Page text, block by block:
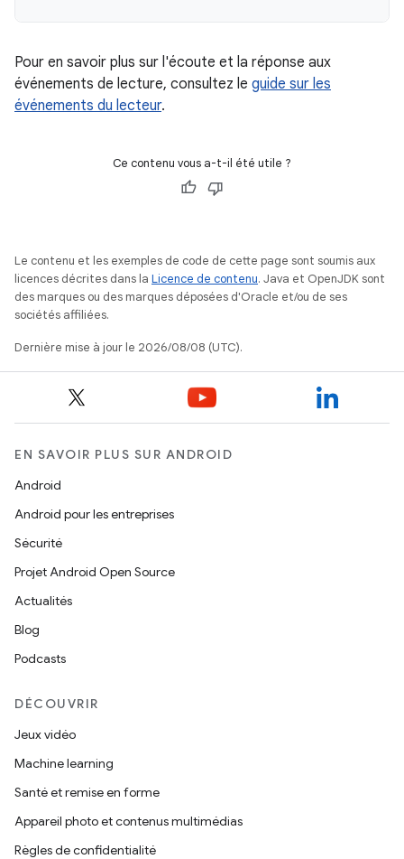
Pour en savoir plus sur l'écoute et la réponse aux
événements de lecture, consultez le guide sur les
événements du lecteur.
Ce contenu vous a-t-il été utile ?
Le contenu et les exemples de code de cette page sont soumis aux
licences décrites dans la Licence de contenu. Java et OpenJDK sont
des marques ou des marques déposées d'Oracle et/ou de ses
sociétés affiliées.
Dernière mise à jour le 2026/08/08 (UTC).
EN SAVOIR PLUS SUR ANDROID
Android
Android pour les entreprises
Sécurité
Projet Android Open Source
Actualités
Blog
Podcasts
DÉCOUVRIR
Jeux vidéo
Machine learning
Santé et remise en forme
Appareil photo et contenus multimédias
Règles de confidentialité